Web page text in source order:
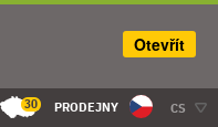
30 PRODEJNY CS
Otevřít